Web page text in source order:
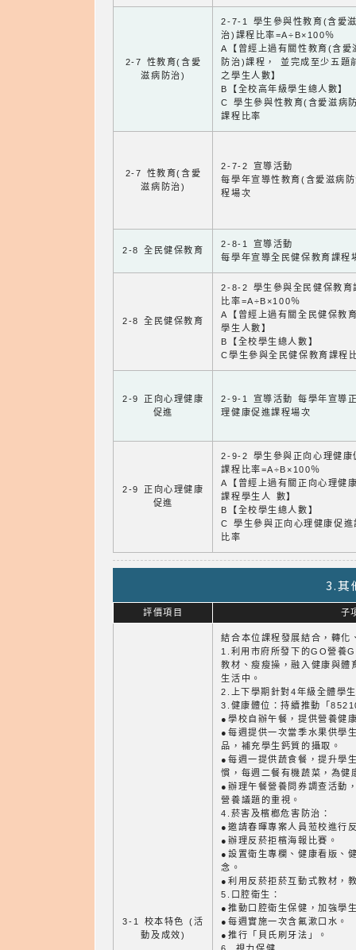
2-7 性教育(含愛
滋病防治)
2-7-1 學生參與性教育(含愛
治)課程比率=A÷B×100％
A【曾經上過有關性教育(含愛
防治)課程， 並完成至少五題
之學生人數】
B【全校高年級學生總人數】
C 學生參與性教育(含愛滋病
課程比率
2-7 性教育(含愛
滋病防治)
2-7-2 宣導活動
每學年宣導性教育(含愛滋病
程場次
2-8 全民健保教育
2-8-1 宣導活動
每學年宣導全民健保教育課程
2-8 全民健保教育
2-8-2 學生參與全民健保教育
比率=A÷B×100％
A【曾經上過有關全民健保教
學生人數】
B【全校學生總人數】
C學生參與全民健保教育課程
2-9 正向心理健康
促進
2-9-1 宣導活動 每學年宣導
理健康促進課程場次
2-9 正向心理健康
促進
2-9-2 學生參與正向心理健康
課程比率=A÷B×100％
A【曾經上過有關正向心理健
課程學生人 數】
B【全校學生總人數】
C 學生參與正向心理健康促進
比率
3.其
評價項目 子
3-1 校本特色 (活
動及成效)
結合本位課程發展結合，轉化
1.利用市府所發下的GO營養
教材、瘦瘦操，融入健康與體
生活中。
2.上下學期針對4年級全體學
3.健康體位：持續推動「
●學校自辦午餐，提供營養健
●每週提供一次當季水果供學
品，補充學生鈣質的攝取。
●每週一提供蔬食餐，提升學
慣，每週二餐有機蔬菜，為健
●辦理午餐營養問券調查活動
營養議題的重視。
4.菸害及檳榔危害防治：
●邀請春暉專案人員蒞校進行
●辦理反菸拒檳海報比賽。
●設置衛生專欄、健康看版、
念。
●利用反菸拒菸互動式教材，
5.口腔衛生：
●推動口腔衛生保健，加強學
●每週實施一次含氟漱口水。
●推行「貝氏刷牙法」。